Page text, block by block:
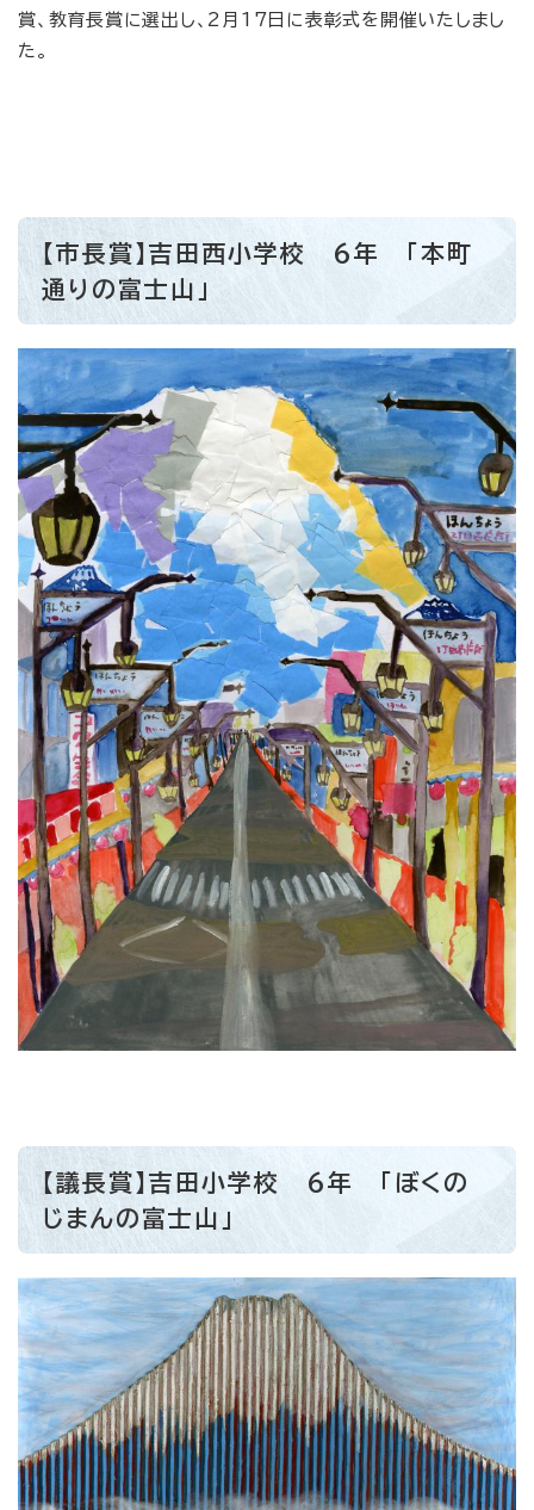
賞、教育長賞に選出し、2月17日に表彰式を開催いたしまし
た。
【市長賞】吉田西小学校 6年 「本町
通りの富士山」
【議長賞】吉田小学校 6年 「ぼくの
じまんの富士山」